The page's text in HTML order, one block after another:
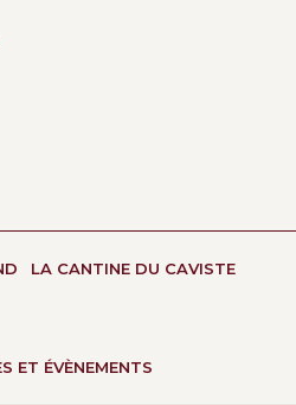
LA CANTINE DU CAVISTE
ET ÉVÈNEMENTS